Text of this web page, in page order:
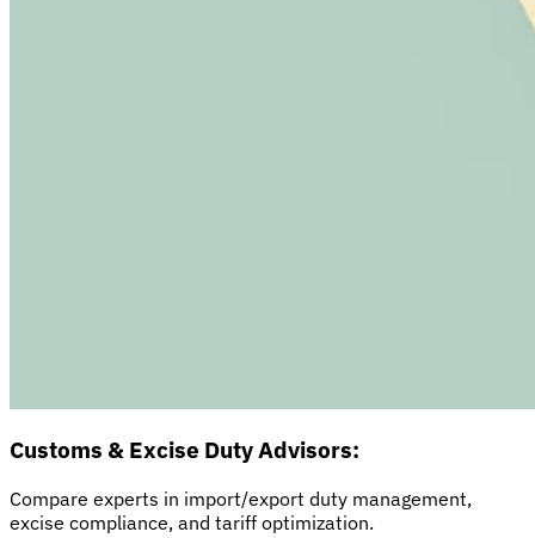
Customs & Excise Duty Advisors:
Compare experts in import/export duty management,
excise compliance, and tariff optimization.